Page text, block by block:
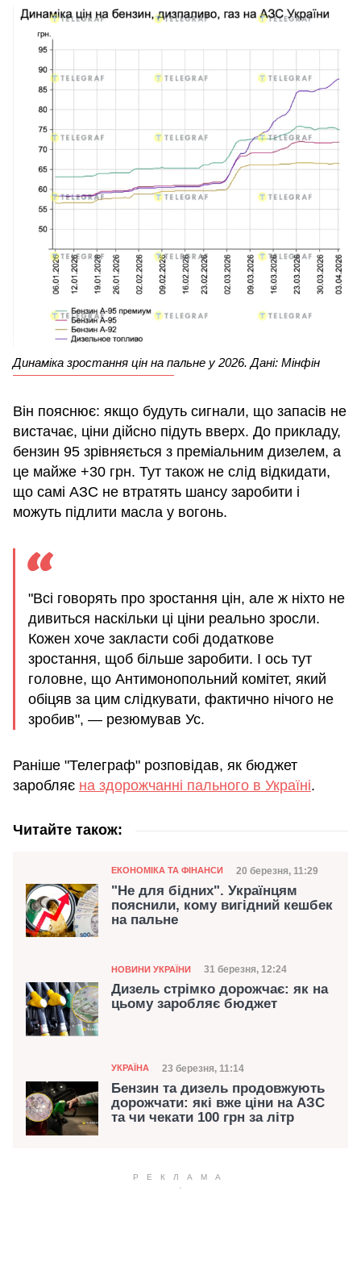
Динаміка зростання цін на пальне у 2026. Дані: Мінфін
Він пояснює: якщо будуть сигнали, що запасів не
вистачає, ціни дійсно підуть вверх. До прикладу,
бензин 95 зрівняється з преміальним дизелем, а
це майже +30 грн. Тут також не слід відкидати,
що самі АЗС не втратять шансу заробити і
можуть підлити масла у вогонь.
"Всі говорять про зростання цін, але ж ніхто не
дивиться наскільки ці ціни реально зросли.
Кожен хоче закласти собі додаткове
зростання, щоб більше заробити. І ось тут
головне, що Антимонопольний комітет, який
обіцяв за цим слідкувати, фактично нічого не
зробив", — резюмував Ус.
Раніше "Телеграф" розповідав, як бюджет
заробляє на здорожчанні пального в Україні.
Читайте також:
Категорія
ЕКОНОМІКА ТА ФІНАНСИ Дата публікації
20 березня, 11:29
"Не для бідних". Українцям
пояснили, кому вигідний кешбек
на пальне
Категорія
НОВИНИ УКРАЇНИ Дата публікації
31 березня, 12:24
Дизель стрімко дорожчає: як на
цьому заробляє бюджет
Категорія
УКРАЇНА Дата публікації
23 березня, 11:14
Бензин та дизель продовжують
дорожчати: які вже ціни на АЗС
та чи чекати 100 грн за літр